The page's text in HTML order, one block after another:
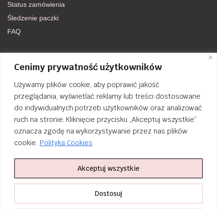
Cenimy prywatność użytkowników
Używamy plików cookie, aby poprawić jakość
przeglądania, wyświetlać reklamy lub treści dostosowane
do indywidualnych potrzeb użytkowników oraz analizować
ruch na stronie. Kliknięcie przycisku „Akceptuj wszystkie”
oznacza zgodę na wykorzystywanie przez nas plików
cookie. Polityka Cookies
Dostosuj
Akceptuj wszystkie
Status zamówienia
Śledzenie paczki
FAQ
DOŁĄCZ DO NAS
FACEBOOK
INSTAGRAM
nailsibrido.pl Copyright © 2024BSK Media– Part ofBSK Group. All